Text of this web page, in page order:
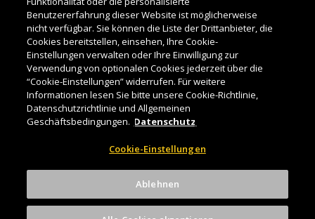
BITTE TRINKEN SIE
VERANTWORTUNGSBEWUSST!
DATENSCHUTZ
Cookie-Einstellungen
Benutzererfahrung dieser Website ist möglicherweise
nicht verfügbar. Sie können die Liste der Drittanbieter, die
Cookies bereitstellen, einsehen, Ihre Cookie-
Einstellungen verwalten oder Ihre Einwilligung zur
Verwendung von optionalen Cookies jederzeit über die
“Cookie-Einstellungen” widerrufen. Für weitere
Informationen lesen Sie bitte unsere Cookie-Richtlinie,
Datenschutzrichtlinie und Allgemeinen
Geschäftsbedingungen. Datenschutz
Cookie-Einstellungen
Ablehnen